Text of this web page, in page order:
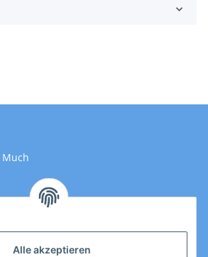
Alle akzeptieren
Much
8:00 - 17:00